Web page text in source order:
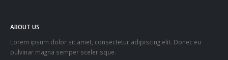
ABOUT US
Lorem ipsum dolor sit amet, consectetur adipiscing elit. Donec eu
pulvinar magna semper scelerisque.